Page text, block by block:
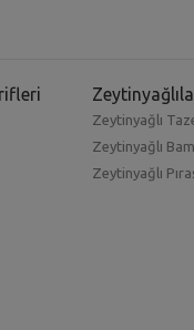
Zeytinyağlı
Zeytinyağlı
Zeytinyağlı